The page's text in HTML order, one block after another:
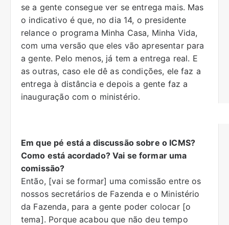
se a gente consegue ver se entrega mais. Mas
o indicativo é que, no dia 14, o presidente
relance o programa Minha Casa, Minha Vida,
com uma versão que eles vão apresentar para
a gente. Pelo menos, já tem a entrega real. E
as outras, caso ele dê as condições, ele faz a
entrega à distância e depois a gente faz a
inauguração com o ministério.
Em que pé está a discussão sobre o ICMS?
Como está acordado? Vai se formar uma
comissão?
Então, [vai se formar] uma comissão entre os
nossos secretários de Fazenda e o Ministério
da Fazenda, para a gente poder colocar [o
tema]. Porque acabou que não deu tempo